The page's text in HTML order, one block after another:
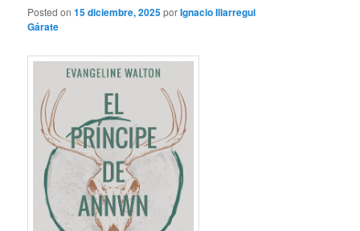
Posted on15 diciembre, 2025porIgnacio Illarregui
Gárate